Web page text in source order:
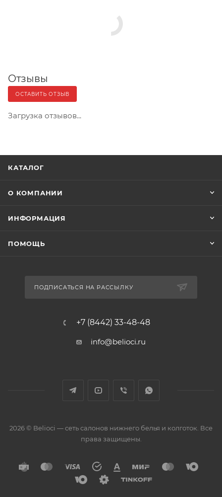
Отзывы
ОСТАВИТЬ ОТЗЫВ
Загрузка отзывов...
КАТАЛОГ
О КОМПАНИИ
ИНФОРМАЦИЯ
ПОМОЩЬ
ПОДПИСАТЬСЯ НА РАССЫЛКУ
+7 (8442) 33-48-48
info@belioci.ru
2026 © Belioci — сеть салонов нижнего белья и колготок. Все
права защищены.